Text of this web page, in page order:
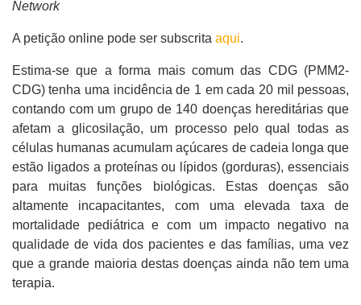
Network
A petição online pode ser subscrita aqui.
Estima-se que a forma mais comum das CDG (PMM2-
CDG) tenha uma incidência de 1 em cada 20 mil pessoas,
contando com um grupo de 140 doenças hereditárias que
afetam a glicosilação, um processo pelo qual todas as
células humanas acumulam açúcares de cadeia longa que
estão ligados a proteínas ou lípidos (gorduras), essenciais
para muitas funções biológicas. Estas doenças são
altamente incapacitantes, com uma elevada taxa de
mortalidade pediátrica e com um impacto negativo na
qualidade de vida dos pacientes e das famílias, uma vez
que a grande maioria destas doenças ainda não tem uma
terapia.